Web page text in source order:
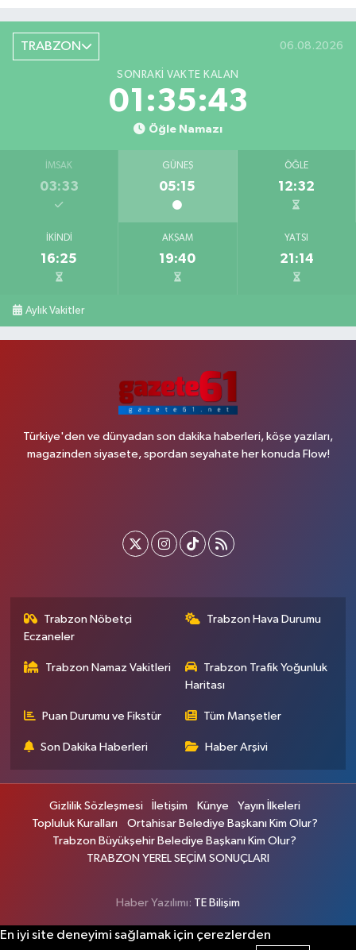
TRABZON 06.08.2026
SONRAKI VAKTE KALAN
01:35:43
Öğle Namazı
İMSAK
03:33
GÜNEŞ
05:15
ÖĞLE
12:32
İKINDI
16:25
AKŞAM
19:40
YATSI
21:14
Aylık Vakitler
Türkiye'den ve dünyadan son dakika haberleri, köşe yazıları,
magazinden siyasete, spordan seyahate her konuda Flow!
Trabzon Nöbetçi
Eczaneler
Trabzon Hava Durumu
Trabzon Namaz Vakitleri
Trabzon Trafik Yoğunluk
Haritası
Puan Durumu ve Fikstür Tüm Manşetler
Son Dakika Haberleri Haber Arşivi
Gizlilik Sözleşmesi İletişim Künye
Yayın İlkeleri
Topluluk Kuralları
Ortahisar Belediye Başkanı Kim Olur?
Trabzon Büyükşehir Belediye Başkanı Kim Olur?
TRABZON YEREL SEÇİM SONUÇLARI
Haber Yazılımı: TE Bilişim
En iyi site deneyimi sağlamak için çerezlerden